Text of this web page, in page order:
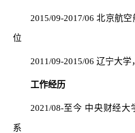
2015/09-2017/06 北京航
位
2011/09-2015/06 辽宁大
工作经历
2021/08-至今 中央财经
系